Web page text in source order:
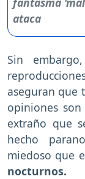
Sin
aseguran que
opiniones
extraño que
hecho
miedoso que
nocturnos.